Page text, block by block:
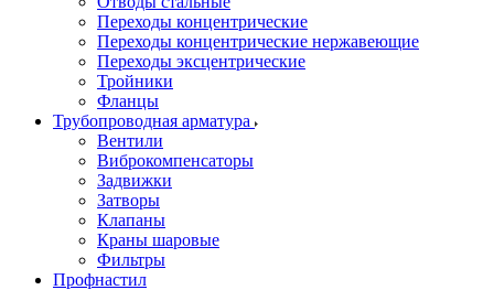
Переходы концентрические
Переходы концентрические нержавеющие
Переходы эксцентрические
Тройники
Фланцы
Трубопроводная арматура
Вентили
Виброкомпенсаторы
Задвижки
Затворы
Клапаны
Краны шаровые
Фильтры
Профнастил